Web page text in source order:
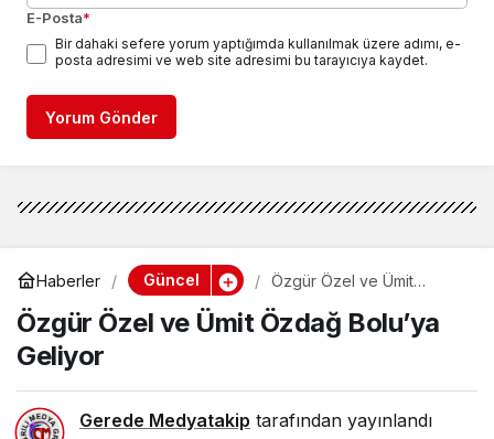
E-Posta*
Bir dahaki sefere yorum yaptığımda kullanılmak üzere adımı, e-
posta adresimi ve web site adresimi bu tarayıcıya kaydet.
Yorum Gönder
Haberler Güncel
Özgür Özel ve Ümit
Özgür Özel ve Ümit Özdağ Bolu’ya
Geliyor
Gerede Medyatakip tarafından yayınlandı